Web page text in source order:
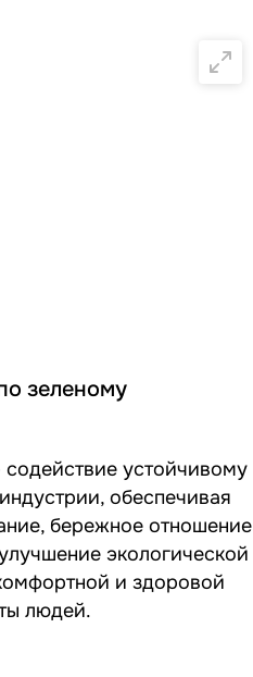
зеленому
устойчивому
обеспечивая
бережное отношение
экологической
и здоровой
людей.